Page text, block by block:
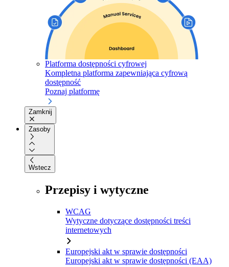
Platforma dostępności cyfrowej
Kompletna platforma zapewniająca cyfrową
dostępność
Poznaj platformę
Zamknij
Zasoby
Wstecz
Przepisy i wytyczne
WCAG
Wytyczne dotyczące dostępności treści
internetowych
Europejski akt w sprawie dostępności
Europejski akt w sprawie dostępności (EAA)